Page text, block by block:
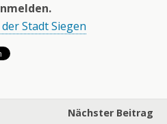
Stadt Siegen
Nächster Beitrag